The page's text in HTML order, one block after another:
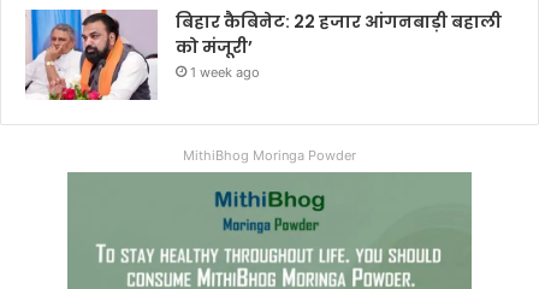
बिहार कैबिनेट: 22 हजार आंगनबाड़ी बहाली
को मंजूरी’
1 week ago
MithiBhog Moringa Powder